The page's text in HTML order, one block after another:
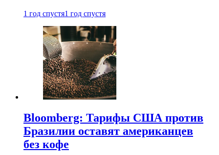
1 год спустя1 год спустя
Bloomberg: Тарифы США против
Бразилии оставят американцев
без кофе